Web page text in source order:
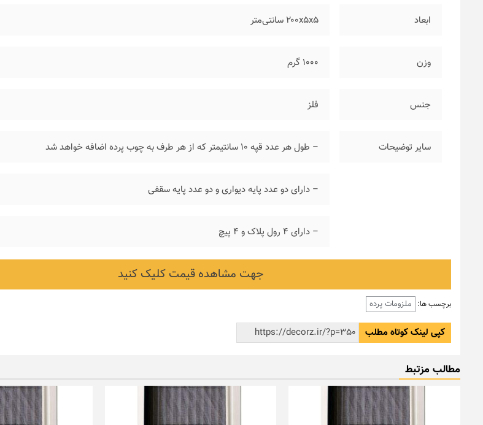
ابعاد ۲۰۰x5x5 سانتی‌متر
وزن ۱۰۰۰ گرم
جنس فلز
سایر توضیحات – طول هر عدد قپه ۱۰ سانتیمتر که از هر طرف به چوب پرده اضافه خواهد شد
– دارای دو عدد پایه دیواری و دو عدد پایه سقفی
– دارای ۴ رول پلاک و ۴ پیچ
جهت مشاهده قیمت کلیک کنید
برچسب ها: ملزومات پرده
کپی لینک کوتاه مطلب
مطالب مزتبط